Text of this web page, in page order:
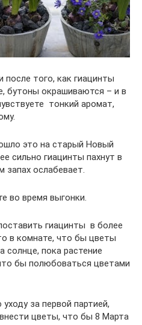
после того, как гиацинты
бутоны окрашиваются – и в
тонкий аромат,
это на старый Новый
сильно гиацинты пахнут в
запах ослабевает.
во время выгонки.
гиацинты в более
в комнате, что бы цветы
солнце, пока растение
бы полюбоваться цветами
за первой партией,
цветы, что бы 8 Марта